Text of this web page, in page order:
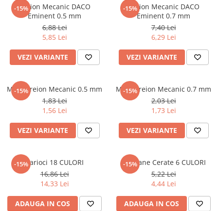
Religie
Crestinism
ScienceConnection
SelfHealing
Sanatate
Masaj
Medicina & Farmacie
Medicina Pentru Toti
SealfHealing
-15%
Creion Mecanic DACO
Eminent 0.5 mm
6,88 Lei
5,85 Lei
VEZI VARIANTE
-15%
Creion Mecanic DACO
Eminent 0.7 mm
7,40 Lei
6,29 Lei
VEZI VARIANTE
-15%
Mina Creion Mecanic 0.5 mm
1,83 Lei
1,56 Lei
VEZI VARIANTE
-15%
Mina Creion Mecanic 0.7 mm
2,03 Lei
1,73 Lei
VEZI VARIANTE
-15%Carioci 18 CULORI
16,86 Lei
14,33 Lei
ADAUGA IN COS
-15%
Creioane Cerate 6 CULORI
5,22 Lei
4,44 Lei
ADAUGA IN COS